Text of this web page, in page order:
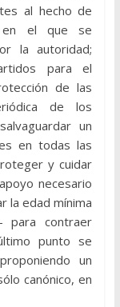
al hecho de
en el que se
la autoridad;
para el
de las
de los
un
en todas las
y cuidar
necesario
la edad mínima
para contraer
punto se
un
canónico, en